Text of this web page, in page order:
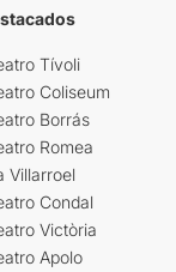
Tívoli
Coliseum
Borrás
Romea
Villarroel
Condal
Victòria
Apolo